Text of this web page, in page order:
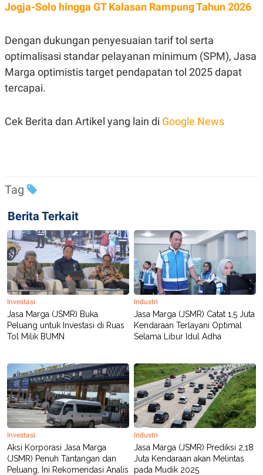
A
M
E
E
I
D
A
G
T
A
I
R
E
N
E
P
A
P
E
R
A
D
V
E
R
T
I
S
I
N
G
K
G
I
A
.
I
D
SITEMAPPROFILETERM
OF
Jogja-Solo hingga GT Kalasan Rampung Tahun 2026
Dengan dukungan penyesuaian tarif tol serta
optimalisasi standar pelayanan minimum (SPM), Jasa
Marga optimistis target pendapatan tol 2025 dapat
tercapai.
Cek Berita dan Artikel yang lain di Google News
Tag
Berita Terkait
Investasi
Jasa Marga (JSMR) Buka
Peluang untuk Investasi di Ruas
Tol Milik BUMN
Industri
Jasa Marga (JSMR) Catat 1,5 Juta
Kendaraan Terlayani Optimal
Selama Libur Idul Adha
Investasi
Aksi Korporasi Jasa Marga
(JSMR) Penuh Tantangan dan
Peluang, Ini Rekomendasi Analis
Industri
Jasa Marga (JSMR) Prediksi 2,18
Juta Kendaraan akan Melintas
pada Mudik 2025